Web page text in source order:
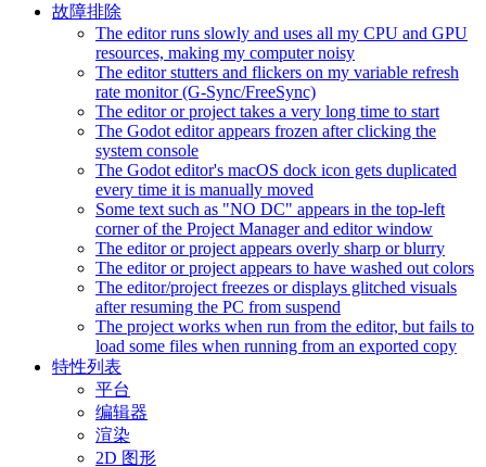
故障排除
The editor runs slowly and uses all my CPU and GPU
resources, making my computer noisy
The editor stutters and flickers on my variable refresh
rate monitor (G-Sync/FreeSync)
The editor or project takes a very long time to start
The Godot editor appears frozen after clicking the
system console
The Godot editor's macOS dock icon gets duplicated
every time it is manually moved
Some text such as "NO DC" appears in the top-left
corner of the Project Manager and editor window
The editor or project appears overly sharp or blurry
The editor or project appears to have washed out colors
The editor/project freezes or displays glitched visuals
after resuming the PC from suspend
The project works when run from the editor, but fails to
load some files when running from an exported copy
特性列表
平台
编辑器
渲染
2D 图形